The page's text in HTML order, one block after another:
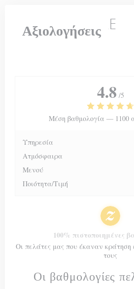
LE PETIT THEATRE
Αξιολογήσεις
Οι βαθμολογίες
4.8 /5
Μέση βαθμολογία — 1100
Υπηρεσία
Ατμόσφαιρα
Μενού
Ποιότητα/Τιμή
100% πιστοποιημένες
Οι πελάτες μας που έκαναν
τους